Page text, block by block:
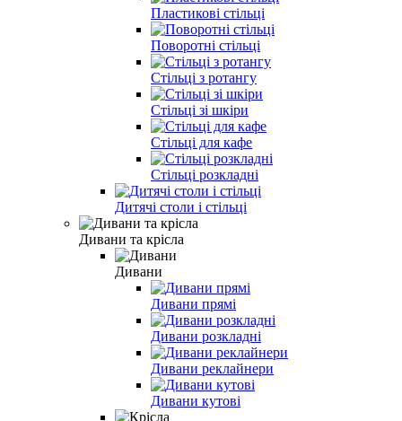
Пластикові стільці
Поворотні стільці
Стільці з ротангу
Стільці зі шкіри
Стільці для кафе
Стільці розкладні
Дитячі столи і стільці
Дивани та крісла
Дивани
Дивани прямі
Дивани розкладні
Дивани реклайнери
Дивани кутові